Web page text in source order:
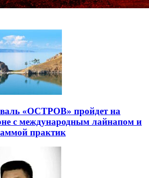
«ОСТРОВ» пройдет на
с международным лайнапом и
практик